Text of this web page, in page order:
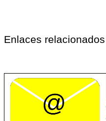
Enlaces relacionados